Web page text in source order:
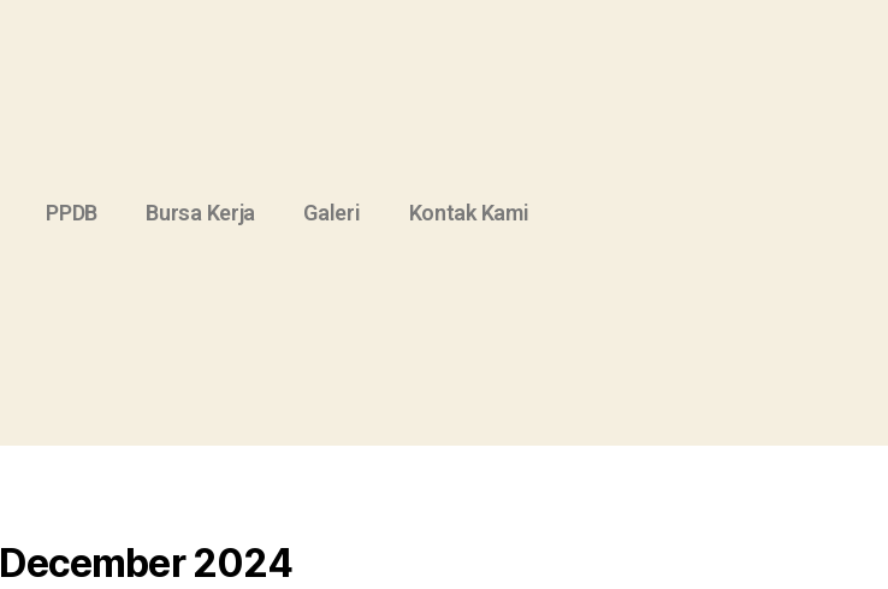
PPDB Bursa Kerja Galeri Kontak Kami
December 2024